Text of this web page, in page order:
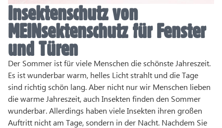
Insektenschutz von
MEINsektenschutz für Fenster
und Türen
Der Sommer ist für viele Menschen die schönste Jahreszeit.
Es ist wunderbar warm, helles Licht strahlt und die Tage
sind richtig schön lang. Aber nicht nur wir Menschen lieben
die warme Jahreszeit, auch Insekten finden den Sommer
wunderbar. Allerdings haben viele Insekten ihren großen
Auftritt nicht am Tage, sondern in der Nacht. Nachdem Sie